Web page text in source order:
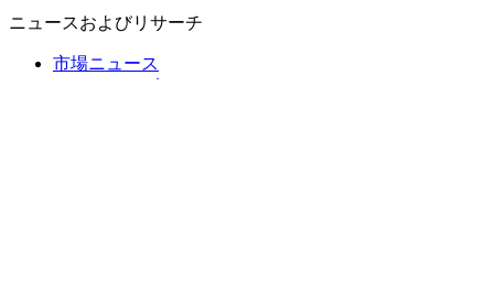
ニュースおよびリサーチ
市場ニュース